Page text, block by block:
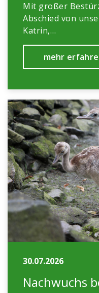
Mit großer
Abschied von
Katrin,…
mehr
30.07.2026
Nachwuchs